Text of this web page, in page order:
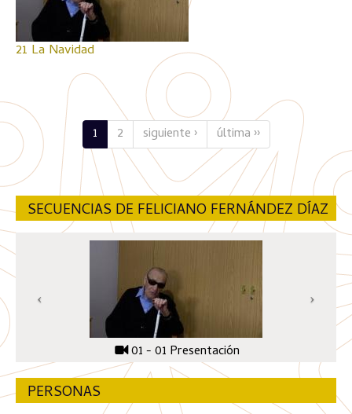
21 La Navidad
1 2 siguiente › última ››
SECUENCIAS DE FELICIANO FERNÁNDEZ DÍAZ
01 - 01 Presentación
PERSONAS